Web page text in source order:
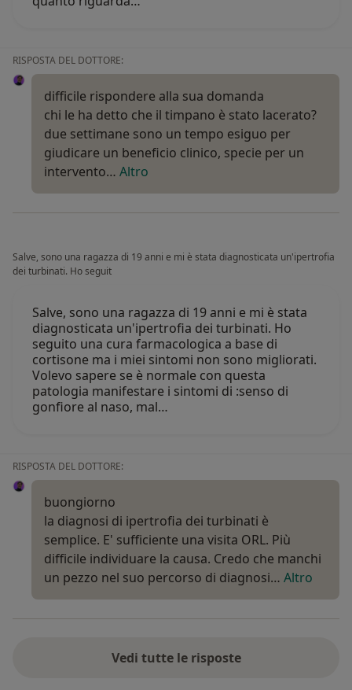
RISPOSTA DEL DOTTORE:
difficile rispondere alla sua domanda
chi le ha detto che il timpano è stato lacerato?
due settimane sono un tempo esiguo per
giudicare un beneficio clinico, specie per un
intervento… Altro
Salve, sono una ragazza di 19 anni e mi è stata diagnosticata un'ipertrofia
dei turbinati. Ho seguit
Salve, sono una ragazza di 19 anni e mi è stata
diagnosticata un'ipertrofia dei turbinati. Ho
seguito una cura farmacologica a base di
cortisone ma i miei sintomi non sono migliorati.
Volevo sapere se è normale con questa
patologia manifestare i sintomi di :senso di
gonfiore al naso, mal…
RISPOSTA DEL DOTTORE:
buongiorno
la diagnosi di ipertrofia dei turbinati è
semplice. E' sufficiente una visita ORL. Più
difficile individuare la causa. Credo che manchi
un pezzo nel suo percorso di diagnosi… Altro
Vedi tutte le risposte